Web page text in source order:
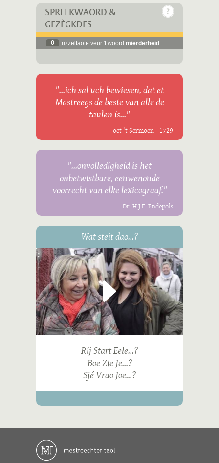
SPREEKWÄÖRD &
GEZÈGKDES
0 rizzeltaote veur 't woord mierderheid
"...ich sal uch bewiesen, dat et
Mastreegs de beste van alle de
taulen is..."
oet 't Sermoen - 1729
"...onvolledigheid is het
onbetwistbare, eeuwenoude
voorrecht van elke lexicograaf."
Dr. H.J.E. Endepols
Wat steit dao...?
Rij Start Eele...?
Boe Zie Je...?
Sjé Vrao Joe...?